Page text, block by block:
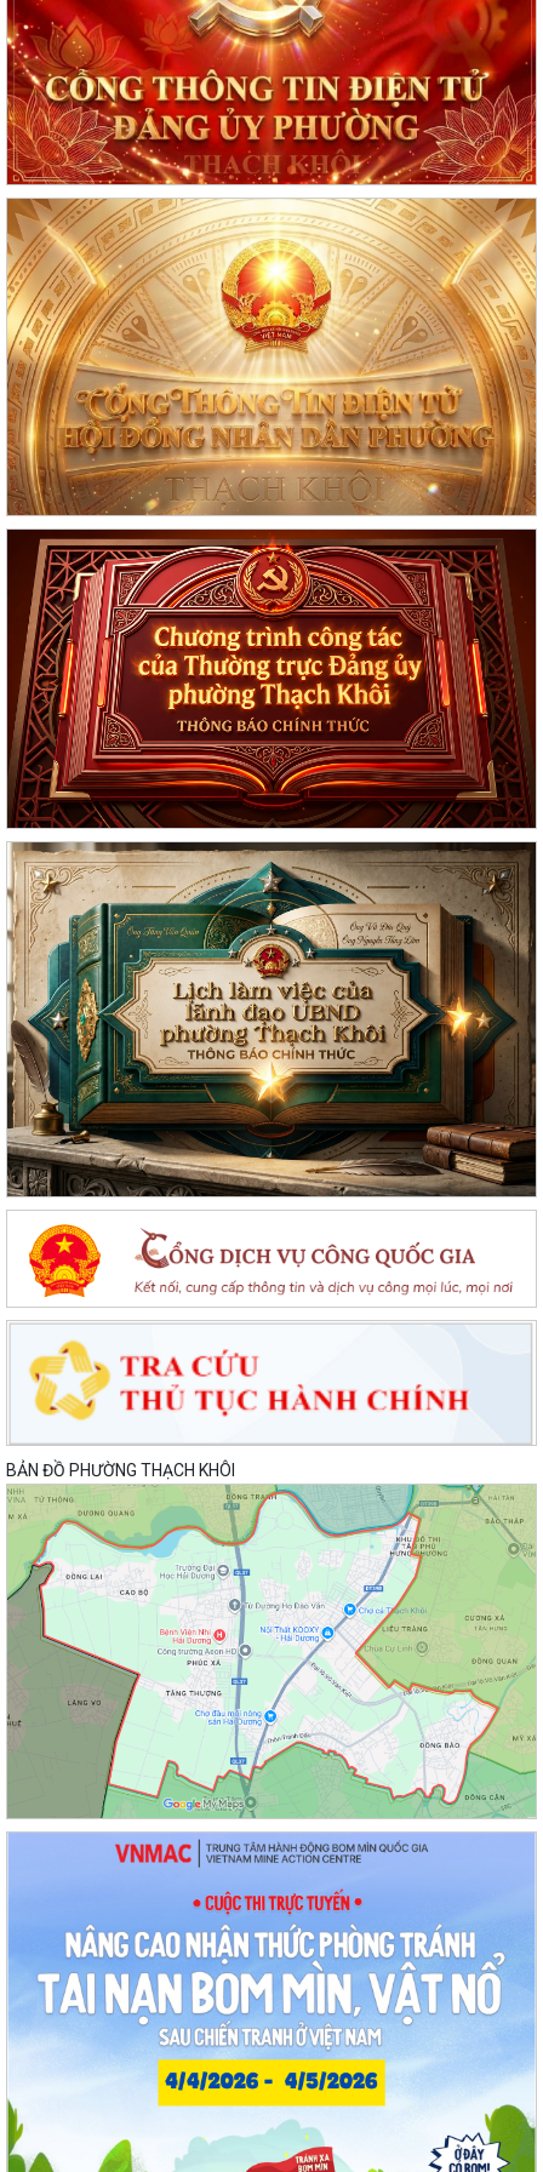
BẢN ĐỒ PHƯỜNG THẠCH KHÔI
Lan toả đạo lý "Uống nước nhớ nguồn" tại Trung tâm Phục vụ hành
chính công phường Thạch Khôi: Hướng...
Nâng cao kỹ năng sử dụng Internet, mạng xã hội an toàn cho trẻ em,
học sinh trên địa bàn thành phố
Hội nghị Ban Thường vụ Đảng ủy phường lần thứ 35
Sôi nổi ngày hội hiến máu "Thạch Khôi - ngàn trái tim hồng" năm 2026
Kế hoạch Giám sát và xử lý dịch, ổ dịch trên địa bàn phường Thạch
Quyết định Về việc Ban hành Quy chế quản lý và sử dụng nguồn công
đức tại các di tích trên địa...
Quyết định Về việc ban hành Quy chế hoạt động của Ban Quản lý di
tích Phường Thạch Khôi, thành phố...
UBND phường tổ chức phiên họp tháng 8/2026 (lần 1).
Kế hoạch tổ chức Hội nghị tuyên truyền, phổ biến triển khai Luật sửa
đổi, bổ sung một số điều của...